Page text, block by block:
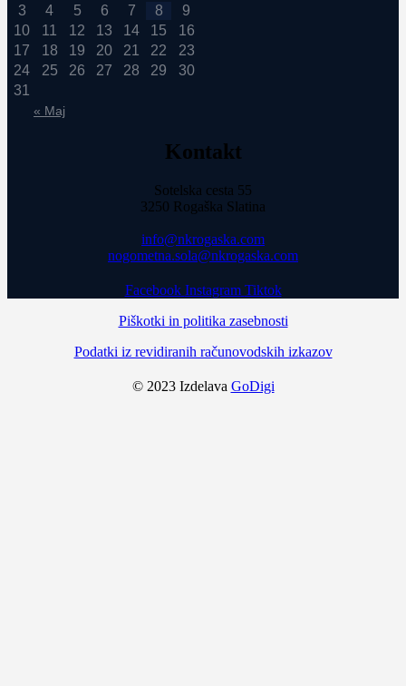
« Maj
3
4 5 6 7 8
9
10
11 12 13 14 15
16
17
18 19 20 21 22
23
24
25 26 27 28 29
30
31
Kontakt
Sotelska cesta 55
3250 Rogaška Slatina
info@nkrogaska.com
nogometna.sola@nkrogaska.com
Facebook Instagram Tiktok
Piškotki in politika zasebnosti
Podatki iz revidiranih računovodskih izkazov
© 2023 Izdelava GoDigi